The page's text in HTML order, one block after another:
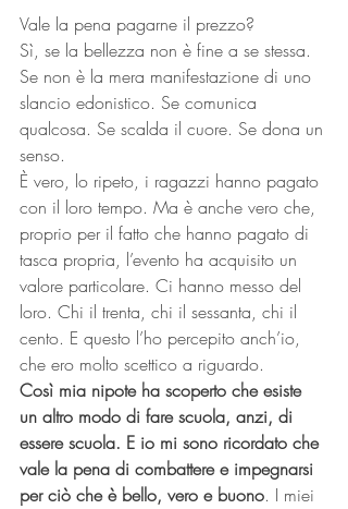
Vale la pena pagarne il prezzo?
Sì, se la bellezza non è fine a se stessa.
Se non è la mera manifestazione di uno
slancio edonistico. Se comunica
qualcosa. Se scalda il cuore. Se dona un
senso.
È vero, lo ripeto, i ragazzi hanno pagato
con il loro tempo. Ma è anche vero che,
proprio per il fatto che hanno pagato di
tasca propria, l’evento ha acquisito un
valore particolare. Ci hanno messo del
loro. Chi il trenta, chi il sessanta, chi il
cento. E questo l’ho percepito anch’io,
che ero molto scettico a riguardo.
Così mia nipote ha scoperto che esiste
un altro modo di fare scuola, anzi, di
essere scuola. E io mi sono ricordato che
vale la pena di combattere e impegnarsi
per ciò che è bello, vero e buono. I miei